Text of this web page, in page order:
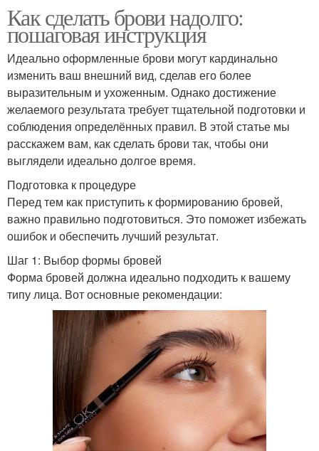
Как сделать брови надолго:
пошаговая инструкция
Идеально оформленные брови могут кардинально
изменить ваш внешний вид, сделав его более
выразительным и ухоженным. Однако достижение
желаемого результата требует тщательной подготовки и
соблюдения определённых правил. В этой статье мы
расскажем вам, как сделать брови так, чтобы они
выглядели идеально долгое время.
Подготовка к процедуре
Перед тем как приступить к формированию бровей,
важно правильно подготовиться. Это поможет избежать
ошибок и обеспечить лучший результат.
Шаг 1: Выбор формы бровей
Форма бровей должна идеально подходить к вашему
типу лица. Вот основные рекомендации: